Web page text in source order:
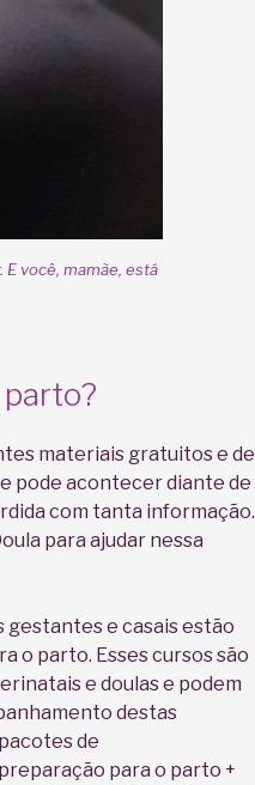
você, mamãe, está
materiais gratuitos e de
pode acontecer diante de
com tanta informação.
para ajudar nessa
gestantes e casais estão
o parto. Esses cursos são
e doulas e podem
destas
de
para o parto +